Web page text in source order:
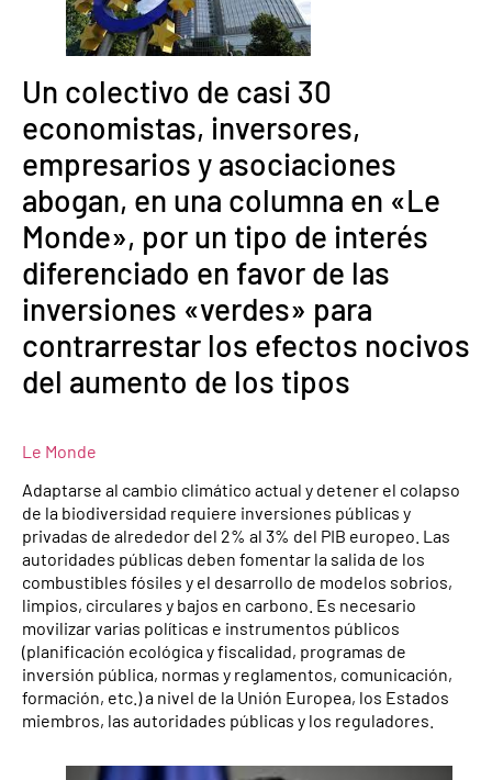
Un colectivo de casi 30
economistas, inversores,
empresarios y asociaciones
abogan, en una columna en «Le
Monde», por un tipo de interés
diferenciado en favor de las
inversiones «verdes» para
contrarrestar los efectos nocivos
del aumento de los tipos
Le Monde
Adaptarse al cambio climático actual y detener el colapso
de la biodiversidad requiere inversiones públicas y
privadas de alrededor del 2% al 3% del PIB europeo. Las
autoridades públicas deben fomentar la salida de los
combustibles fósiles y el desarrollo de modelos sobrios,
limpios, circulares y bajos en carbono. Es necesario
movilizar varias políticas e instrumentos públicos
(planificación ecológica y fiscalidad, programas de
inversión pública, normas y reglamentos, comunicación,
formación, etc.) a nivel de la Unión Europea, los Estados
miembros, las autoridades públicas y los reguladores.